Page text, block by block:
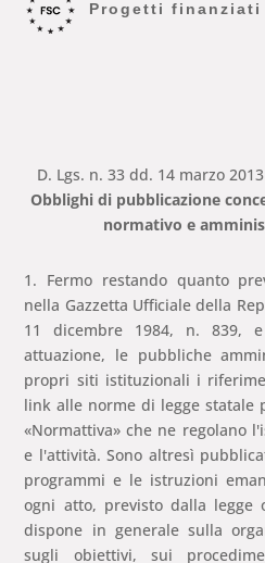
Progetti finanziati
D. Lgs. n. 33 dd. 14 marzo
Obblighi di pubblicazione
normativo e
1. Fermo restando quanto
nella Gazzetta Ufficiale della
11 dicembre 1984, n. 839,
attuazione, le pubbliche
propri siti istituzionali i
link alle norme di legge statale
«Normattiva» che ne regolano
e l'attività. Sono altresì
programmi e le istruzioni
ogni atto, previsto dalla legge
dispone in generale sulla
sugli obiettivi, sui